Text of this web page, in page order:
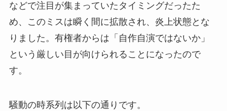
などで注目が集まっていたタイミングだったた
め、このミスは瞬く間に拡散され、炎上状態とな
りました。有権者からは「自作自演ではないか」
という厳しい目が向けられることになったので
す。
騒動の時系列は以下の通りです。